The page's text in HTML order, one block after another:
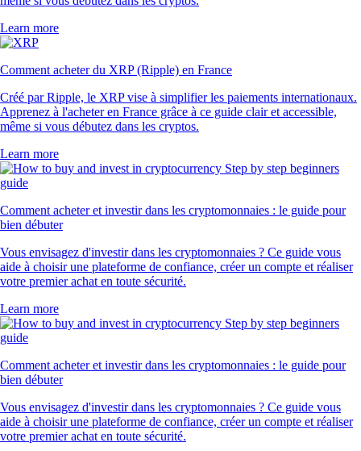
Learn more
Comment acheter du XRP (Ripple) en France
Créé par Ripple, le XRP vise à simplifier les paiements internationaux.
Apprenez à l'acheter en France grâce à ce guide clair et accessible,
même si vous débutez dans les cryptos.
Learn more
Comment acheter et investir dans les cryptomonnaies : le guide pour
bien débuter
Vous envisagez d'investir dans les cryptomonnaies ? Ce guide vous
aide à choisir une plateforme de confiance, créer un compte et réaliser
votre premier achat en toute sécurité.
Learn more
Comment acheter et investir dans les cryptomonnaies : le guide pour
bien débuter
Vous envisagez d'investir dans les cryptomonnaies ? Ce guide vous
aide à choisir une plateforme de confiance, créer un compte et réaliser
votre premier achat en toute sécurité.